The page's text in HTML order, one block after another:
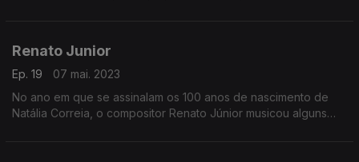
Renato Junior
Ep. 19
07 mai. 2023
No ano em que se assinalam os 100 anos de nascimento de
Natália Correia, o compositor Renato Júnior musicou alguns